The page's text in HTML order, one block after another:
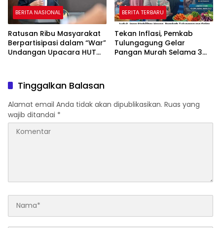
BERITA NASIONAL
Ratusan Ribu Masyarakat
Berpartisipasi dalam “War”
Undangan Upacara HUT
BERITA TERBARU
Tekan Inflasi, Pemkab
Tulungagung Gelar
Pangan Murah Selama 3
Tinggalkan Balasan
Alamat email Anda tidak akan dipublikasikan. Ruas yang
wajib ditandai *